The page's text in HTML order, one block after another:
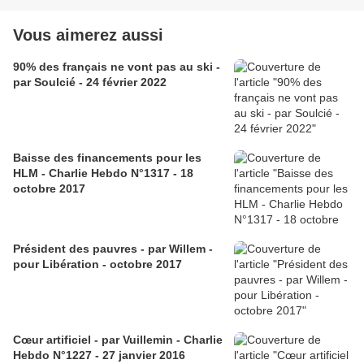
Vous aimerez aussi
90% des français ne vont pas au ski -
par Soulcié - 24 février 2022
Baisse des financements pour les
HLM - Charlie Hebdo N°1317 - 18
octobre 2017
Président des pauvres - par Willem -
pour Libération - octobre 2017
Cœur artificiel - par Vuillemin - Charlie
Hebdo N°1227 - 27 janvier 2016